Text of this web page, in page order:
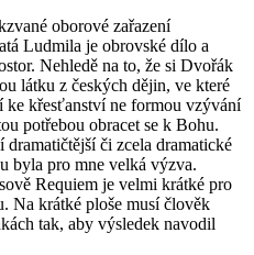
oborové zařazení
Ludmila je obrovské dílo a
Nehledě na to, že si Dvořák
látku z českých dějin, ve které
ke křesťanství ne formou vzývání
potřebou obracet se k Bohu.
či zcela dramatické
byla pro mne velká výzva.
Requiem je velmi krátké pro
Na krátké ploše musí člověk
tak, aby výsledek navodil